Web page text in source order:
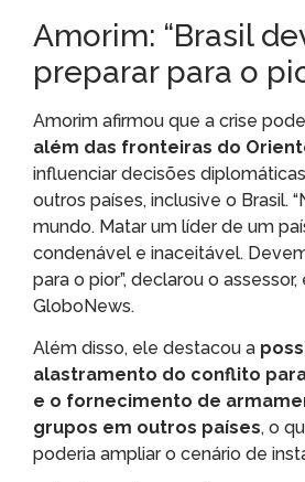
Amorim: “Brasil
preparar para o
Amorim afirmou que a crise
além das fronteiras do
influenciar decisões
outros países, inclusive o Brasil.
mundo. Matar um líder de um
condenável e inaceitável.
para o pior”, declarou o
GloboNews.
Além disso, ele destacou a
alastramento do conflito
e o fornecimento de
grupos em outros países, o
poderia ampliar o cenário de